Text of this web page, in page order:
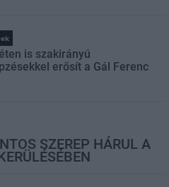
is szakirányú
erősít a Gál Ferenc
SZEREP HÁRUL A